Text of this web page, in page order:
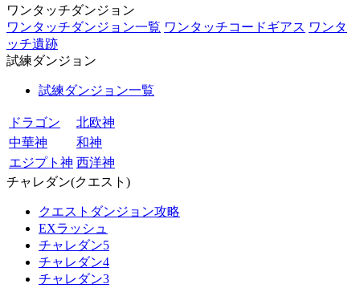
ワンタッチダンジョン
ワンタッチダンジョン一覧 ワンタッチコードギアス ワンタ
ッチ遺跡
試練ダンジョン
試練ダンジョン一覧
ドラゴン
北欧神
中華神
和神
エジプト神 西洋神
チャレダン(クエスト)
クエストダンジョン攻略
EXラッシュ
チャレダン5
チャレダン4
チャレダン3